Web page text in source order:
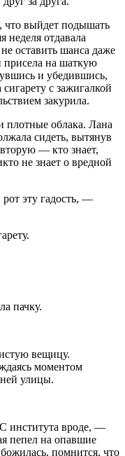
что выйдет подышать
неделя отдавала
оставить шанса даже
на шаткую
и убедившись,
сигарету с зажигалкой
закурила.
плотные облака. Лана
сидеть, вытянув
— кто знает,
не знает о вредной
эту гадость, —
ету.
пачку.
вещицу.
моментом
улицы.
вроде, —
пепел на опавшие
помнится, что